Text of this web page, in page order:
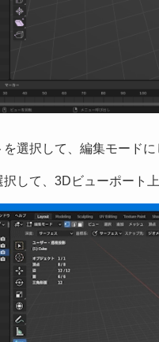
選択して、編集モードに
して、3Dビューポート